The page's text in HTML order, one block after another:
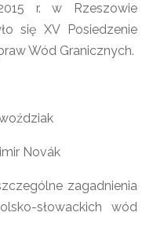
r. w Rzeszowie
się XV Posiedzenie
Wód Granicznych.
Novák
zagadnienia
słowackich wód